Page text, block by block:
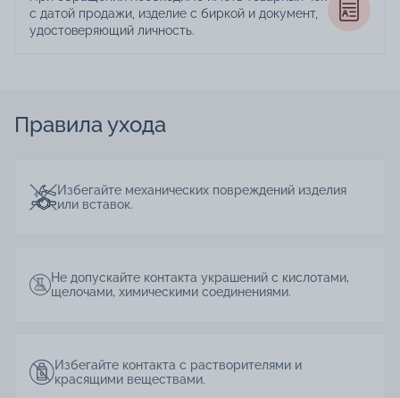
с датой продажи, изделие с биркой и документ,
удостоверяющий личность.
Правила ухода
Избегайте механических повреждений изделия
или вставок.
Не допускайте контакта украшений с кислотами,
щелочами, химическими соединениями.
Избегайте контакта с растворителями и
красящими веществами.